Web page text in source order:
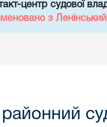
центр судової
з
районний